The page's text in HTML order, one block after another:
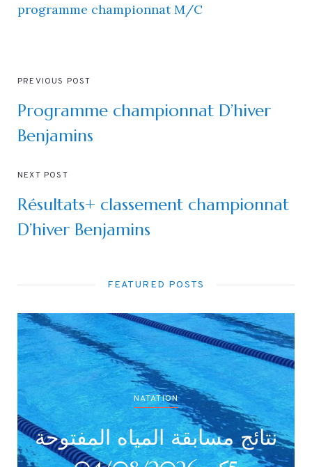
programme championnat M/C
PREVIOUS POST
Programme championnat D’hiver
Benjamins
NEXT POST
Résultats+ classement championnat
D’hiver Benjamins
FEATURED POSTS
NATATION
بطولة جميع الأصناف
/أصاغر/أواسط /